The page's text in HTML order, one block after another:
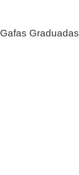
Gafas Graduadas